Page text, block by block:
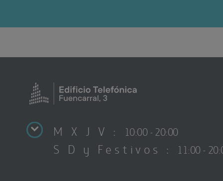
M X J V : 10:00 - 20:00
S D y Festivos : 11:00 -